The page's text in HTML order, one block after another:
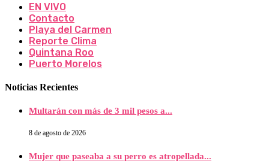
EN VIVO
Contacto
Playa del Carmen
Reporte Clima
Quintana Roo
Puerto Morelos
Noticias Recientes
Multarán con más de 3 mil pesos a...
8 de agosto de 2026
Mujer que paseaba a su perro es atropellada...